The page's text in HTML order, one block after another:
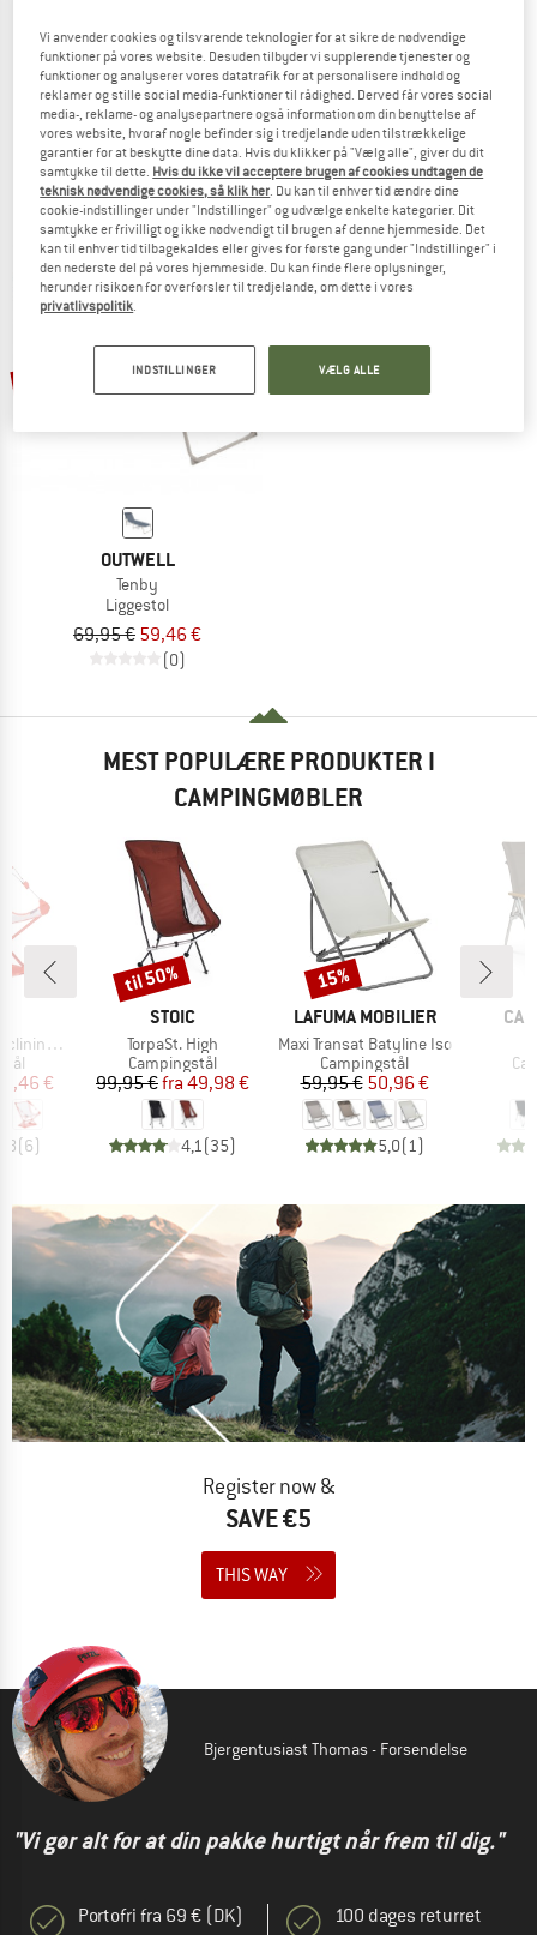
LAFUMA MOBILIER
Siesta AC
Liggestol
299,95 €254,96 €
(0)
LAFUMA MOBILIER
Siesta Sunbed
Liggestol
179,95 €152,96 €
(0)
OUTWELL
Tenby
Liggestol
69,95 € 59,46 €
(0)
MEST POPULÆRE PRODUKTER I
CAMPINGMØBLER
Chair
pris
€
(6)
MÆRKE
STOIC
Artikel
TorpaSt. High
Produktgruppe
Campingstål
Pris
99,95 € Nedsat pris
fra 49,98 €
4,1(35)
Rabat
til 50%
MÆRKE
LAFUMA MOBILIER
Artikel
Maxi Transat Batyline Iso
Produktgruppe
Campingstål
Pris
59,95 €Nedsat pris
50,96 €
5,0(1)
Rabat
15%
Register now &
SAVE €5
THIS WAY
Bjergentusiast Thomas - Forsendelse
"Vi gør alt for at din pakke hurtigt når frem til dig."
Portofri fra 69 € (DK)
100 dages returret
Vi anvender cookies og tilsvarende teknologier for at sikre de nødvendige
funktioner på vores website. Desuden tilbyder vi supplerende tjenester og
funktioner og analyserer vores datatrafik for at personalisere indhold og
reklamer og stille social media-funktioner til rådighed. Derved får vores social
media-, reklame- og analysepartnere også information om din benyttelse af
vores website, hvoraf nogle befinder sig i tredjelande uden tilstrækkelige
garantier for at beskytte dine data. Hvis du klikker på "Vælg alle", giver du dit
samtykke til dette. Hvis du ikke vil acceptere brugen af cookies undtagen de
teknisk nødvendige cookies, så klik her. Du kan til enhver tid ændre dine
cookie-indstillinger under "Indstillinger" og udvælge enkelte kategorier. Dit
samtykke er frivilligt og ikke nødvendigt til brugen af denne hjemmeside. Det
kan til enhver tid tilbagekaldes eller gives for første gang under "Indstillinger" i
den nederste del på vores hjemmeside. Du kan finde flere oplysninger,
herunder risikoen for overførsler til tredjelande, om dette i vores
privatlivspolitik.
INDSTILLINGER VÆLG ALLE